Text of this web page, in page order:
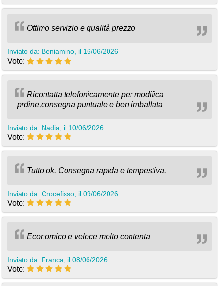
Ottimo servizio e qualità prezzo
Inviato da: Beniamino, il 16/06/2026
Voto:
Ricontatta telefonicamente per modifica
prdine,consegna puntuale e ben imballata
Inviato da: Nadia, il 10/06/2026
Voto:
Tutto ok. Consegna rapida e tempestiva.
Inviato da: Crocefisso, il 09/06/2026
Voto:
Economico e veloce molto contenta
Inviato da: Franca, il 08/06/2026
Voto: